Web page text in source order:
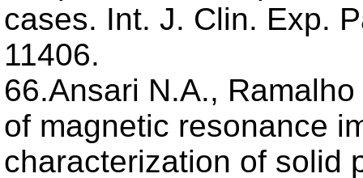
cases. Int. J. Clin. Exp.
11406.
66.Ansari N.A.,
of magnetic resonance
characterization of solid